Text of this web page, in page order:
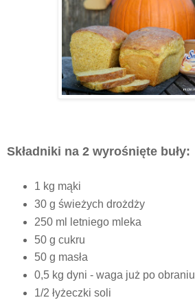
Składniki na 2 wyrośnięte buły:
1 kg mąki
30 g świeżych drożdży
250 ml letniego mleka
50 g cukru
50 g masła
0,5 kg dyni - waga już po obraniu
1/2 łyżeczki soli